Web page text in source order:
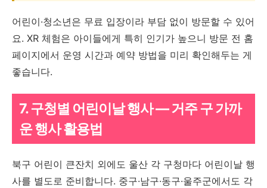
어린이·청소년은 무료 입장이라 부담 없이 방문할 수 있어
요. XR 체험은 아이들에게 특히 인기가 높으니 방문 전 홈
페이지에서 운영 시간과 예약 방법을 미리 확인해두는 게
좋습니다.
7. 구청별 어린이날 행사 — 거주 구 가까
운 행사 활용법
북구 어린이 큰잔치 외에도 울산 각 구청마다 어린이날 행
사를 별도로 준비합니다. 중구·남구·동구·울주군에서도 각